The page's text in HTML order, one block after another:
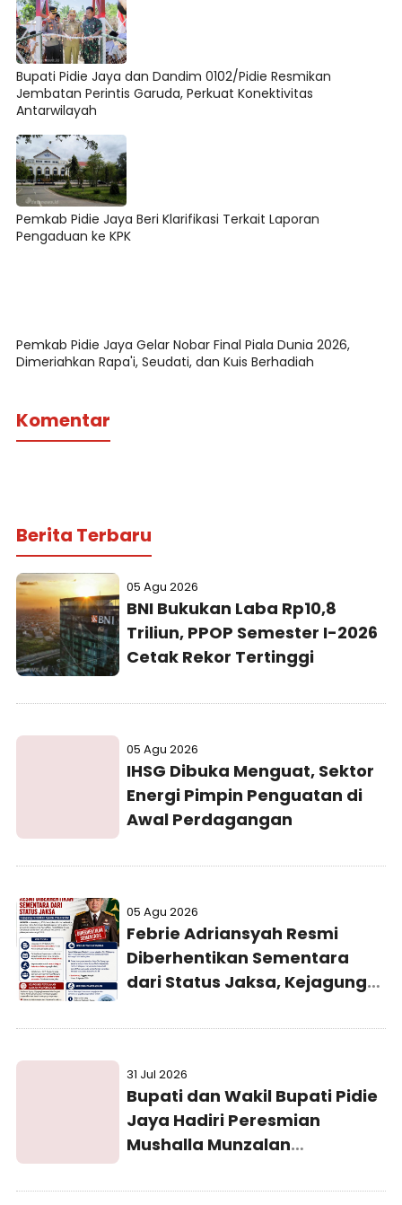
Bupati Pidie Jaya dan Dandim 0102/Pidie Resmikan
Jembatan Perintis Garuda, Perkuat Konektivitas
Antarwilayah
Pemkab Pidie Jaya Beri Klarifikasi Terkait Laporan
Pengaduan ke KPK
Pemkab Pidie Jaya Gelar Nobar Final Piala Dunia 2026,
Dimeriahkan Rapa'i, Seudati, dan Kuis Berhadiah
Komentar
Berita Terbaru
05 Agu 2026
BNI Bukukan Laba Rp10,8
Triliun, PPOP Semester I-2026
Cetak Rekor Tertinggi
05 Agu 2026
IHSG Dibuka Menguat, Sektor
Energi Pimpin Penguatan di
Awal Perdagangan
05 Agu 2026
Febrie Adriansyah Resmi
Diberhentikan Sementara
dari Status Jaksa, Kejagung
Praperadilan
31 Jul 2026
Bupati dan Wakil Bupati Pidie
Jaya Hadiri Peresmian
Mushalla Munzalan
Pidie Jaya